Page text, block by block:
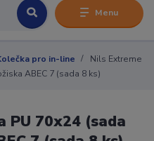
Menu
pro in-line
Nils Extreme
ABEC 7 (sada 8 ks)
PU 70x24 (sada